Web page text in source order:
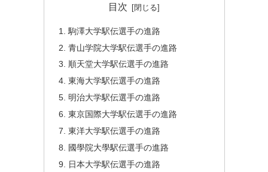
目次
駒澤大学駅伝選手の進路
青山学院大学駅伝選手の進路
順天堂大学駅伝選手の進路
東海大学駅伝選手の進路
明治大学駅伝選手の進路
東京国際大学駅伝選手の進路
東洋大学駅伝選手の進路
國學院大學駅伝選手の進路
日本大学駅伝選手の進路